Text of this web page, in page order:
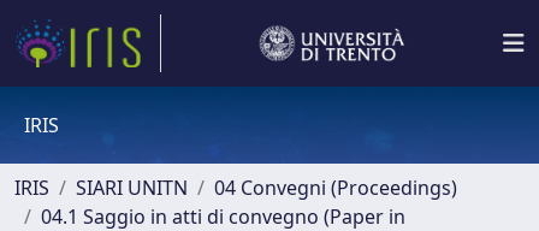
IRIS
IRIS SIARI UNITN
04 Convegni (Proceedings)
04.1 Saggio in atti di convegno (Paper in